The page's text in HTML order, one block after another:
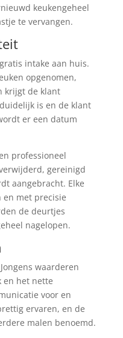
keukengeheel
te vervangen.
intake aan huis.
opgenomen,
krijgt de klant
is en de klant
er een datum
professioneel
gereinigd
aangebracht. Elke
en met precisie
de deurtjes
nagelopen.
waarderen
en het nette
voor en
ervaren, en de
malen benoemd.